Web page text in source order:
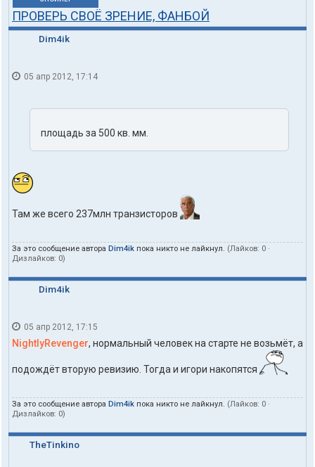
ПРОВЕРЬ СВОЁ ЗРЕНИЕ, ФАНБОЙ
Dim4ik
05 апр 2012, 17:14
площадь за 500 кв. мм.
Там же всего 237млн транзисторов
За это сообщение автора Dim4ik пока никто не лайкнул. (Лайков: 0 ·
Дизлайков: 0)
Dim4ik
05 апр 2012, 17:15
NightlyRevenger, нормальный человек на старте не возьмёт, а
подождёт вторую ревизию. Тогда и игори накопятся
За это сообщение автора Dim4ik пока никто не лайкнул. (Лайков: 0 ·
Дизлайков: 0)
TheTinkino